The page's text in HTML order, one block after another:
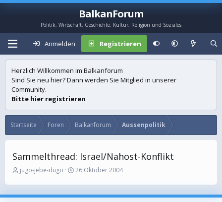
BalkanForum
Politik, Wirtschaft, Geschichte, Kultur, Religion und Soziales
Anmelden Registrieren
Herzlich Willkommen im Balkanforum
Sind Sie neu hier? Dann werden Sie Mitglied in unserer
Community.
Bitte hier registrieren
Startseite Foren Balkanforum Aussenpolitik
Sammelthread: Israel/Nahost-Konflikt
E
s
t
jugo-jebe-dugo
E
s
t
26 Oktober 2004